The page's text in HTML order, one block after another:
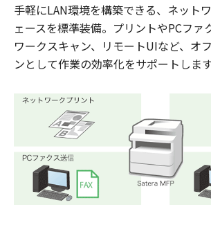
手軽にLAN環境を構築できる、ネット
ェースを標準装備。プリントやPCファ
ワークスキャン、リモートUIなど、オ
ンとして作業の効率化をサポートします